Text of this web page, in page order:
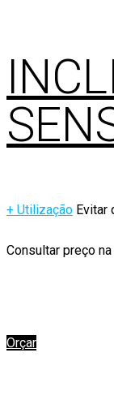
+ Utilização Evitar
Consultar preço
Orçar